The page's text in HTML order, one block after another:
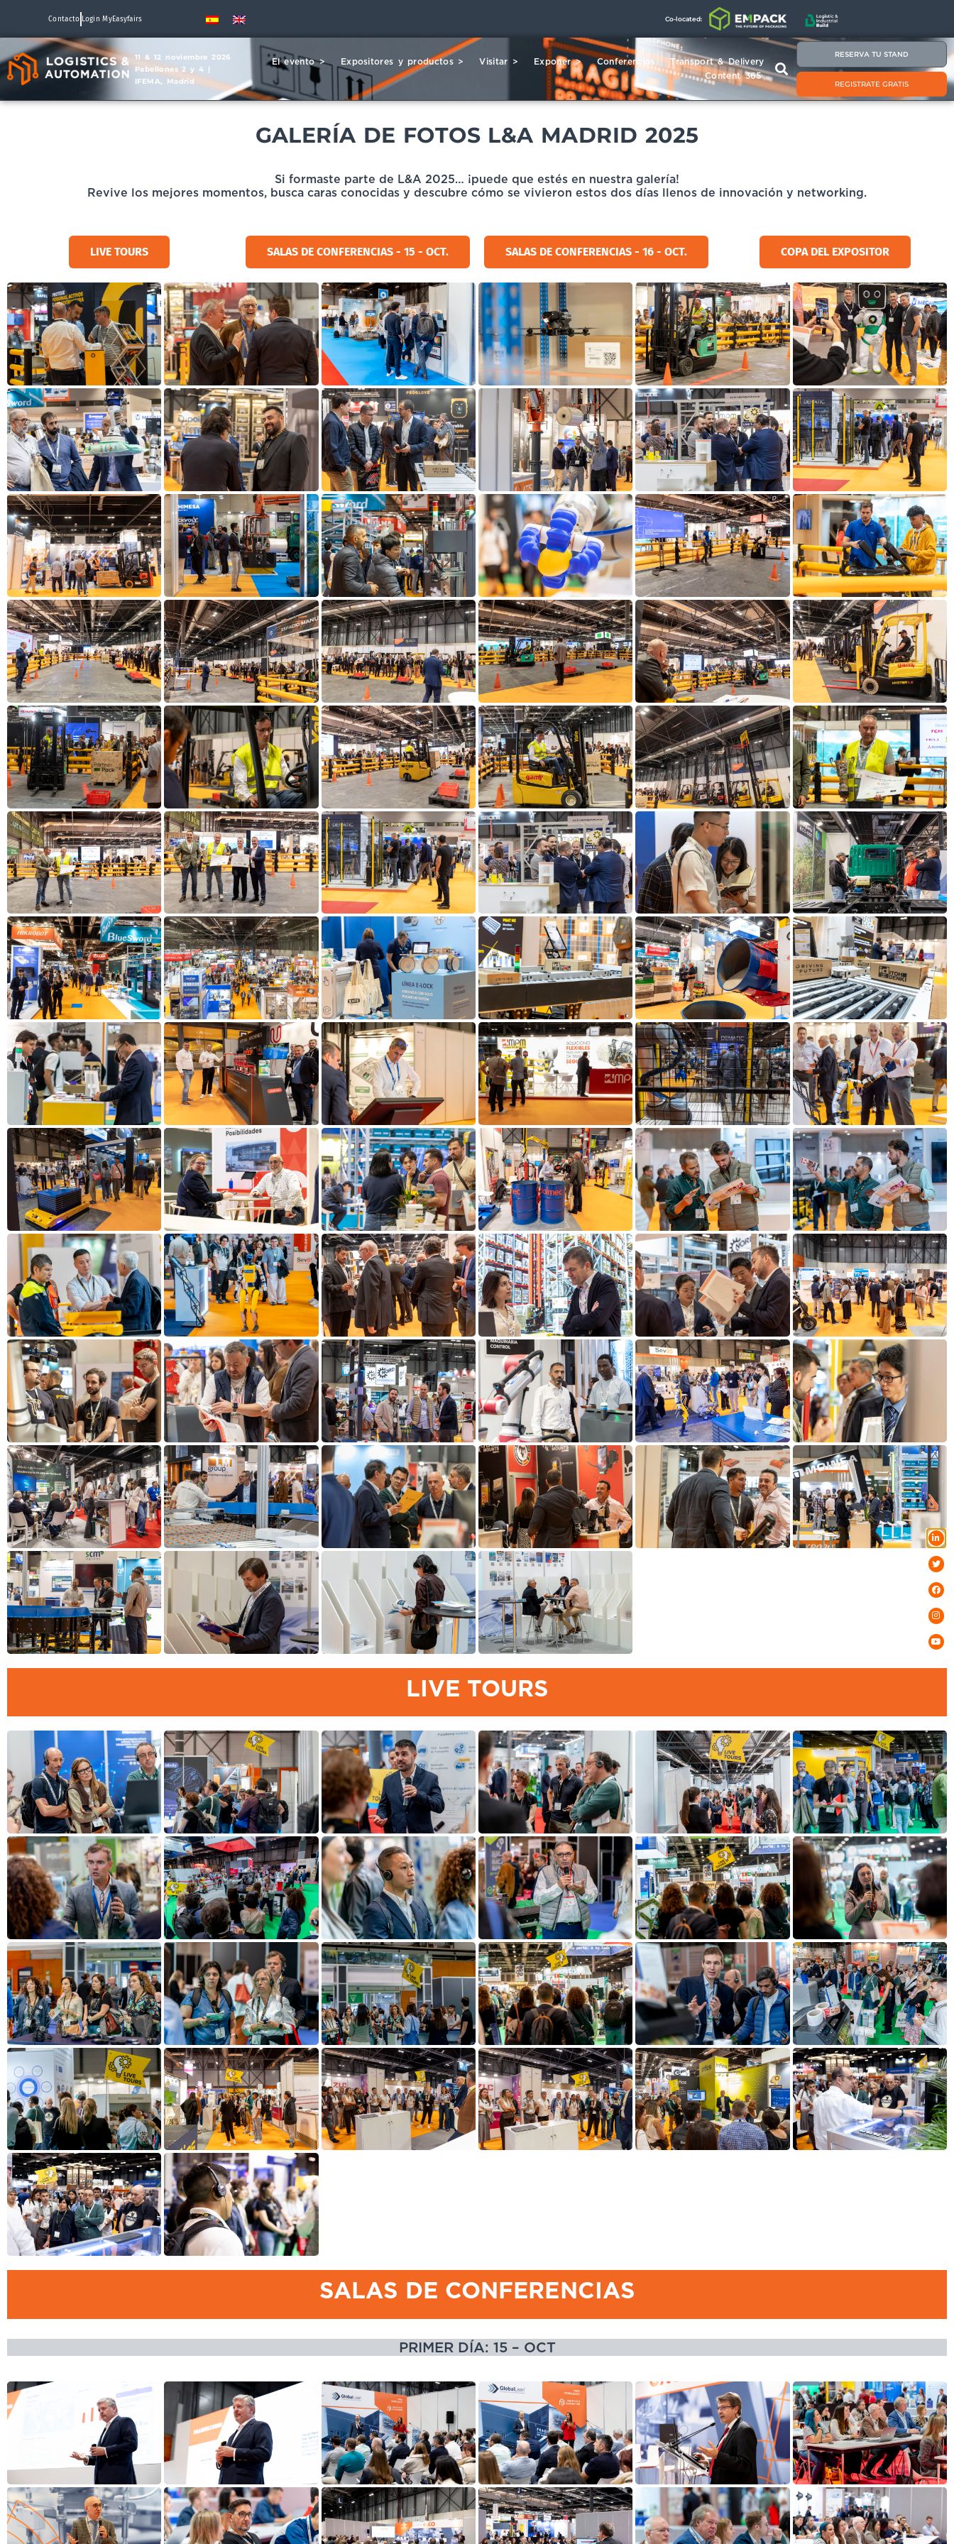
Contacto Login MyEasyfairs Co-located:
11 & 12 noviembre 2026
Pabellones 2 y 4 |
IFEMA, Madrid
El evento > Expositores y productos > Visitar > Exponer > Conferencias
Transport & Delivery
Content 365
RESERVA TU STAND
REGISTRATE GRATIS
GALERÍA DE FOTOS L&A MADRID 2025
Si formaste parte de L&A 2025… ¡puede que estés en nuestra galería!
Revive los mejores momentos, busca caras conocidas y descubre cómo se vivieron estos dos días llenos de innovación y networking.
LIVE TOURS SALAS DE CONFERENCIAS - 15 - OCT. SALAS DE CONFERENCIAS - 16 - OCT. COPA DEL EXPOSITOR
LIVE TOURS
SALAS DE CONFERENCIAS
PRIMER DÍA: 15 – OCT